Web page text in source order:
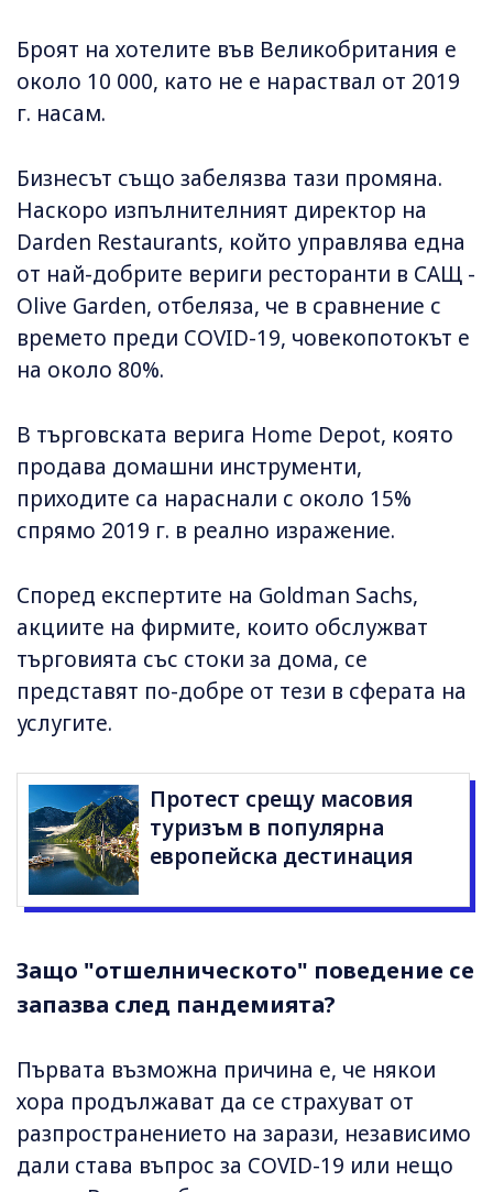
Броят на хотелите във Великобритания е
около 10 000, като не е нараствал от 2019
г. насам.
Бизнесът също забелязва тази промяна.
Наскоро изпълнителният директор на
Darden Restaurants, който управлява една
от най-добрите вериги ресторанти в САЩ -
Olive Garden, отбеляза, че в сравнение с
времето преди COVID-19, човекопотокът е
на около 80%.
В търговската верига Home Depot, която
продава домашни инструменти,
приходите са нараснали с около 15%
спрямо 2019 г. в реално изражение.
Според експертите на Goldman Sachs,
акциите на фирмите, които обслужват
търговията със стоки за дома, се
представят по-добре от тези в сферата на
услугите.
Протест срещу масовия
туризъм в популярна
европейска дестинация
Защо "отшелническото" поведение се
запазва след пандемията?
Първата възможна причина е, че някои
хора продължават да се страхуват от
разпространението на зарази, независимо
дали става въпрос за COVID-19 или нещо